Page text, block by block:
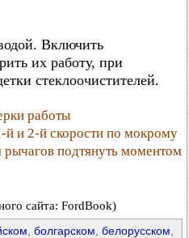
Включить
их работу, при
стеклоочистителей.
работы
й и 2-й скорости по мокрому
рычагов подтянуть моментом
сайта: FordBook)
болгарском белорусском